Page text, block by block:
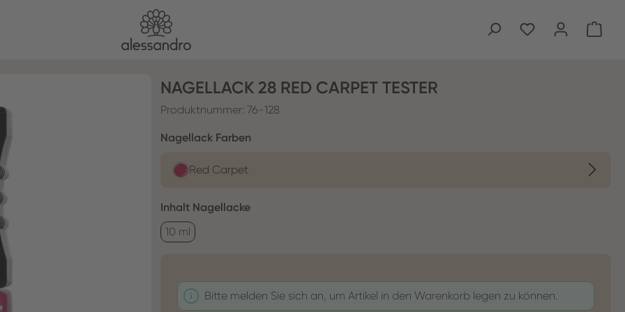
NAGELLACK 28 RED CARPET TESTER
Produktnummer: 76-128
Nagellack Farben
Red Carpet
Inhalt Nagellackeauswählen
10 ml
Bitte melden Sie sich an, um Artikel in den Warenkorb legen zu können.